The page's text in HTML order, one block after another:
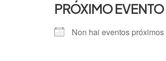
PRÓXIMO EVENTO
Non hai eventos próximos